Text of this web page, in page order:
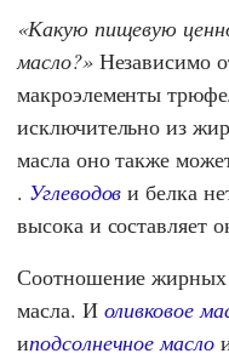
Какую пищевую
масло? Независимо
макроэлементы
исключительно из
масла оно также
. Углеводов и белка
высока и составляет
Соотношение жирных
масла. И оливковое
иподсолнечное масло